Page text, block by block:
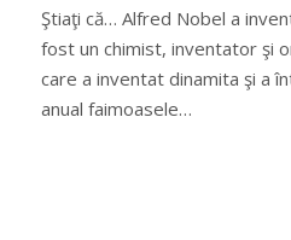
Ştiaţi că… Alfred Nobel a
fost un chimist, inventator şi
care a inventat dinamita şi a
anual faimoasele…